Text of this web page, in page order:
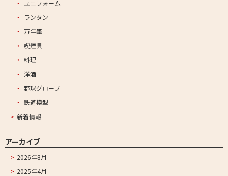
ユニフォーム
ランタン
万年筆
喫煙具
料理
洋酒
野球グローブ
鉄道模型
新着情報
アーカイブ
2026年8月
2025年4月